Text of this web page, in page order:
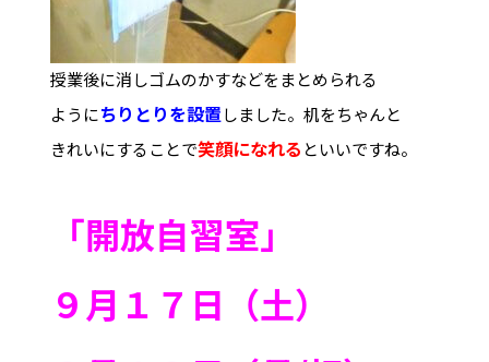
授業後に消しゴムのかすなどをまとめられる
ようにちりとりを設置しました。机をちゃんと
きれいにすることで笑顔になれる といいですね。
「開放自習室」
９月１７日（土）